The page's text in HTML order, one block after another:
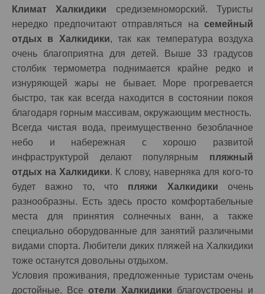
Климат Халкидики средиземноморский. Туристы
нередко предпочитают отправляться на семейный
отдых в Халкидики, так как температура воздуха
очень благоприятна для детей. Выше 33 градусов
столбик термометра поднимается крайне редко и
изнуряющей жары не бывает. Море прогревается
быстро, так как всегда находится в состоянии покоя
благодаря горным массивам, окружающим местность.
Всегда чистая вода, преимущественно безоблачное
небо и набережная с хорошо развитой
инфраструктурой делают популярным пляжный
отдых на Халкидики. К слову, наверняка для кого-то
будет важно то, что пляжи Халкидикиочень
разнообразны. Есть здесь просто комфортабельные
места для принятия солнечных ванн, а также
специально оборудованные для занятий различными
видами спорта. Любители диких пляжей на Халкидики
тоже останутся довольны отдыхом.
Условия проживания, предложенные туристам очень
достойные. Всеотели Халкидики благоустроены и